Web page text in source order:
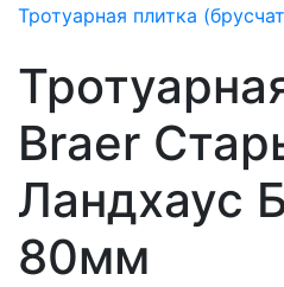
Тротуарная плитка
Braer
Ландхаус
80мм